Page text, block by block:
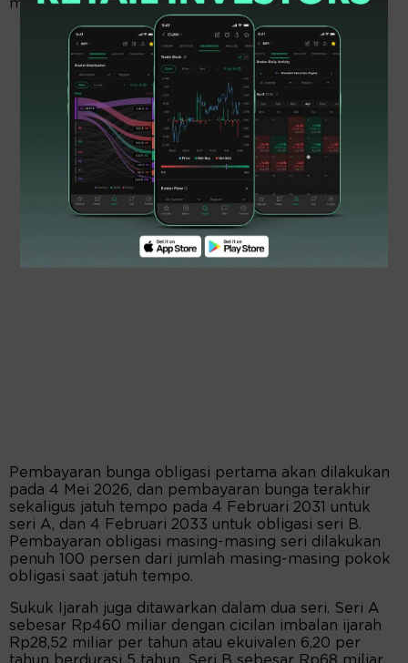
masing-masing bunga obligasi.
Pembayaran bunga obligasi pertama akan dilakukan
pada 4 Mei 2026, dan pembayaran bunga terakhir
sekaligus jatuh tempo pada 4 Februari 2031 untuk
seri A, dan 4 Februari 2033 untuk obligasi seri B.
Pembayaran obligasi masing-masing seri dilakukan
penuh 100 persen dari jumlah masing-masing pokok
obligasi saat jatuh tempo.
Sukuk Ijarah juga ditawarkan dalam dua seri. Seri A
sebesar Rp460 miliar dengan cicilan imbalan ijarah
Rp28,52 miliar per tahun atau ekuivalen 6,20 per